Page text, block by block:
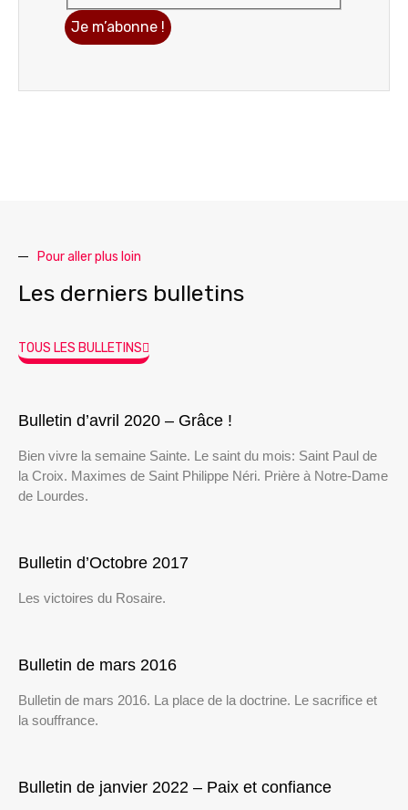
Pour aller plus loin
Les derniers bulletins
TOUS LES BULLETINS
Bulletin d’avril 2020 – Grâce !
Bien vivre la semaine Sainte. Le saint du mois: Saint Paul de
la Croix. Maximes de Saint Philippe Néri. Prière à Notre-Dame
de Lourdes.
Bulletin d’Octobre 2017
Les victoires du Rosaire.
Bulletin de mars 2016
Bulletin de mars 2016. La place de la doctrine. Le sacrifice et
la souffrance.
Bulletin de janvier 2022 – Paix et confiance